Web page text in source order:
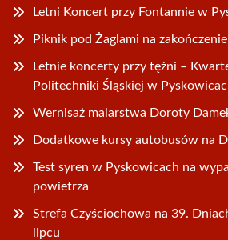
Letni Koncert przy Fontannie w
Piknik pod Żaglami na
Letnie koncerty przy tężni –
Politechniki Śląskiej w
Wernisaż malarstwa Doroty
Dodatkowe kursy autobusów na
Test syren w Pyskowicach na
powietrza
Strefa Czyściochowa na 39.
lipcu